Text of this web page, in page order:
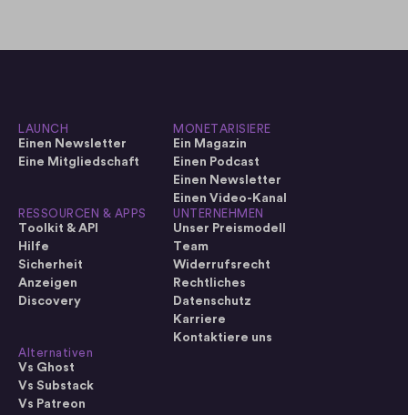
LAUNCH
Einen Newsletter
Eine Mitgliedschaft
MONETARISIERE
Ein Magazin
Einen Podcast
Einen Newsletter
Einen Video-Kanal
RESSOURCEN & APPS
Toolkit & API
Hilfe
Sicherheit
Anzeigen
Discovery
UNTERNEHMEN
Unser Preismodell
Team
Widerrufsrecht
Rechtliches
Datenschutz
Karriere
Kontaktiere uns
Alternativen
Vs Ghost
Vs Substack
Vs Patreon